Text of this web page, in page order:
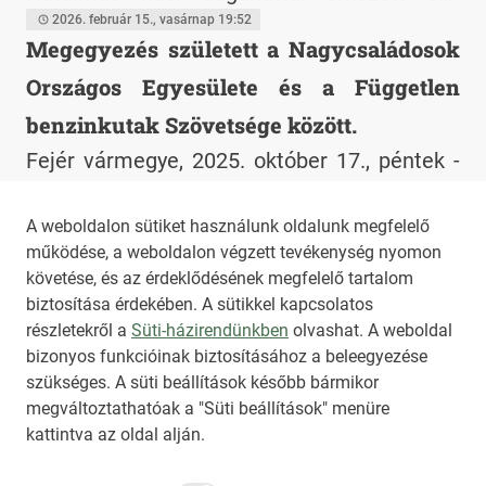
A weboldalon sütiket használunk oldalunk megfelelő
működése, a weboldalon végzett tevékenység nyomon
követése, és az érdeklődésének megfelelő tartalom
biztosítása érdekében. A sütikkel kapcsolatos
részletekről a Süti-házirendünkben olvashat. A weboldal
bizonyos funkcióinak biztosításához a beleegyezése
szükséges. A süti beállítások később bármikor
megváltoztathatóak a "Süti beállítások" menüre
kattintva az oldal alján.
importkiesés és a finomítói nehézségek
miatt az FBSZ a fogyasztás tudatos
mérséklésére és a munkatársakkal való
türelmes együttműködésre szólítja fel a
lakosságot.
rózsás kakadu az idén harminc éve működő
Vadmadárkórházba, ahol Dr Berkényi Tamás
a kórház megálmodója és alapító állatorvosa
ismét bravúros műtétet hajtott végre.
Madaraknál nincs rekeszizom, a hasűri és
vannak, a légzsákok benyúlnak a hasi
régióba is, ahol a daganat volt. Ez rendkívül
kockázatossá tette a műtétet, amit a madár
állapota miatt nem lehetett halogatni, ezért
vasárnap délelőtt, teljes csendben került sor
a nagy figyelmet, teljes koncentrációt igénylő
műtétre. A rendkívül kockázatos
beavatkozás 40 percig tartott. A rózsás
2026. február 15., vasárnap 19:52
Megegyezés született a Nagycsaládosok
Országos Egyesülete és a Független
benzinkutak Szövetsége között.
Fejér vármegye, 2025. október 17., péntek -
Országos Egyesülete és a Független
benzinkutak Szövetsége között.
2025. október 17., péntek 11:34
12
HIRADO.HU MEDIAKLIKK.HU
M4SPORT.HU NEMZETISPORT.HU